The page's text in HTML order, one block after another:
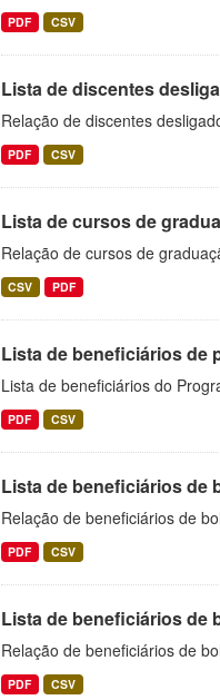
PDF CSV
Lista de discentes
Relação de discentes
PDF CSV
Lista de cursos de
Relação de cursos de
CSV PDF
Lista de beneficiários de
Lista de beneficiários do
PDF CSV
Lista de beneficiários de
Relação de beneficiários de
PDF CSV
Lista de beneficiários de
Relação de beneficiários de
PDF CSV